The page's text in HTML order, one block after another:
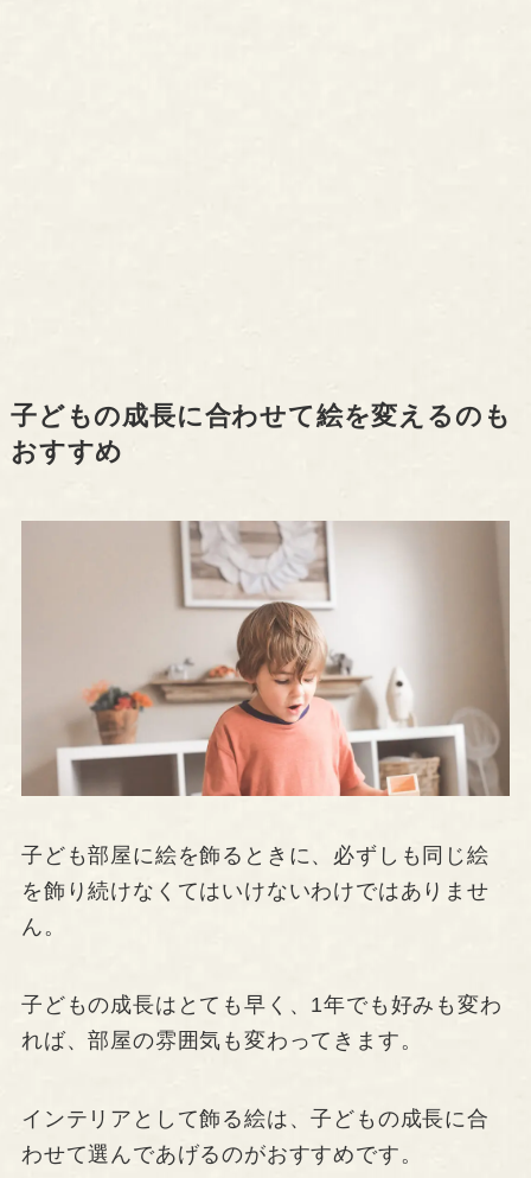
子どもの成長に合わせて絵を変えるのも
おすすめ
子ども部屋に絵を飾るときに、必ずしも同じ絵
を飾り続けなくてはいけないわけではありませ
ん。
子どもの成長はとても早く、1年でも好みも変わ
れば、部屋の雰囲気も変わってきます。
インテリアとして飾る絵は、子どもの成長に合
わせて選んであげるのがおすすめです。